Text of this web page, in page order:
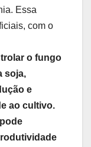
Essa
com o
o fungo
soja,
e
ao cultivo.